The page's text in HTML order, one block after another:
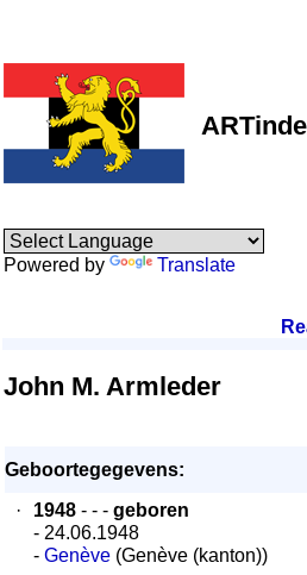
Powered by Translate
John M. Armleder
Geboortegegevens:
·
1948 - - - geboren
- 24.06.1948
- Genève (Genève (kanton))